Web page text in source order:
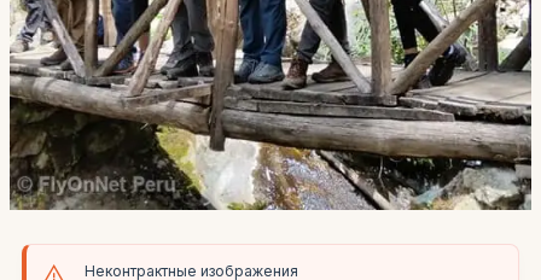
Неконтрактные изображения